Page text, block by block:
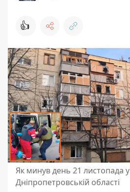
👍
Як минув день 21 листопада у
Дніпропетровській області